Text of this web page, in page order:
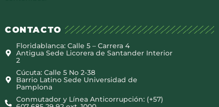
CONTACTO
Floridablanca: Calle 5 – Carrera 4
Antigua Sede Licorera de Santander Interior
2
Cúcuta: Calle 5 No 2-38
Barrio Latino Sede Universidad de
Pamplona
Conmutador y Línea Anticorrupción: (+57)